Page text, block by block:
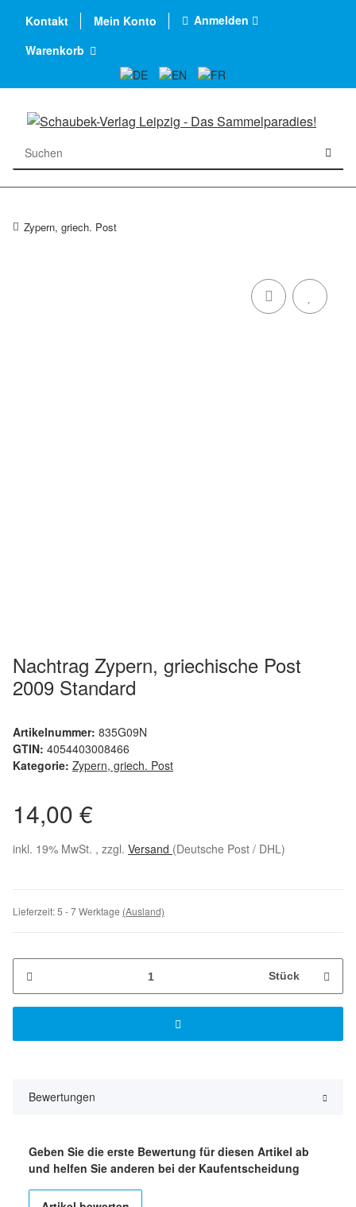
Kontakt Mein Konto
Anmelden
Warenkorb
Zypern, griech. Post
Nachtrag Zypern, griechische Post
2009 Standard
Artikelnummer: 835G09N
GTIN: 4054403008466
Kategorie: Zypern, griech. Post
14,00 €
inkl. 19% MwSt. , zzgl. Versand (Deutsche Post / DHL)
Lieferzeit:5 - 7 Werktage (Ausland)
Stück
Bewertungen
Geben Sie die erste Bewertung für diesen Artikel ab
und helfen Sie anderen bei der Kaufentscheidung